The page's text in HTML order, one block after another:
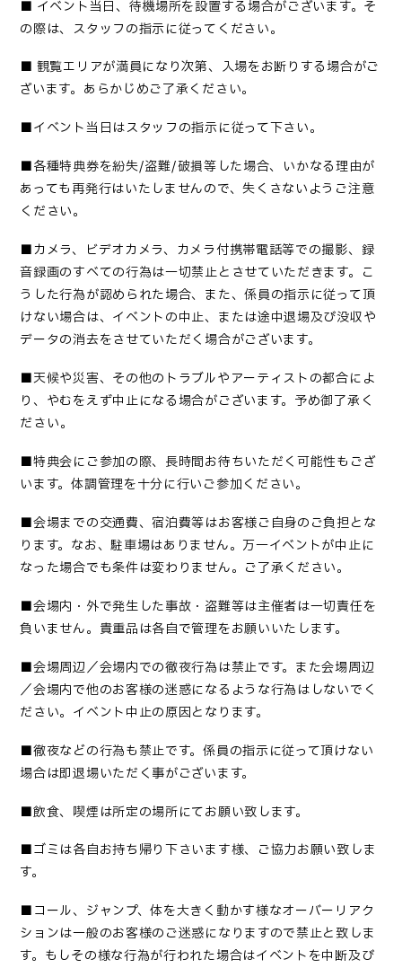
■ イベント当日、待機場所を設置する場合がございます。そ
の際は、スタッフの指示に従ってください。
■ 観覧エリアが満員になり次第、入場をお断りする場合がご
ざいます。あらかじめご了承ください。
■イベント当日はスタッフの指示に従って下さい。
■各種特典券を紛失/盗難/破損等した場合、いかなる理由が
あっても再発行はいたしませんので、失くさないようご注意
ください。
■カメラ、ビデオカメラ、カメラ付携帯電話等での撮影、録
音録画のすべての行為は一切禁止とさせていただきます。こ
うした行為が認められた場合、また、係員の指示に従って頂
けない場合は、イベントの中止、または途中退場及び没収や
データの消去をさせていただく場合がございます。
■天候や災害、その他のトラブルやアーティストの都合によ
り、やむをえず中止になる場合がございます。予め御了承く
ださい。
■特典会にご参加の際、長時間お待ちいただく可能性もござ
います。体調管理を十分に行いご参加ください。
■会場までの交通費、宿泊費等はお客様ご自身のご負担とな
ります。なお、駐車場はありません。万一イベントが中止に
なった場合でも条件は変わりません。ご了承ください。
■会場内・外で発生した事故・盗難等は主催者は一切責任を
負いません。貴重品は各自で管理をお願いいたします。
■会場周辺／会場内での徹夜行為は禁止です。また会場周辺
／会場内で他のお客様の迷惑になるような行為はしないでく
ださい。イベント中止の原因となります。
■徹夜などの行為も禁止です。係員の指示に従って頂けない
場合は即退場いただく事がございます。
■飲食、喫煙は所定の場所にてお願い致します。
■ゴミは各自お持ち帰り下さいます様、ご協力お願い致しま
す。
■コール、ジャンプ、体を大きく動かす様なオーバーリアク
ションは一般のお客様のご迷惑になりますので禁止と致しま
す。もしその様な行為が行われた場合はイベントを中断及び